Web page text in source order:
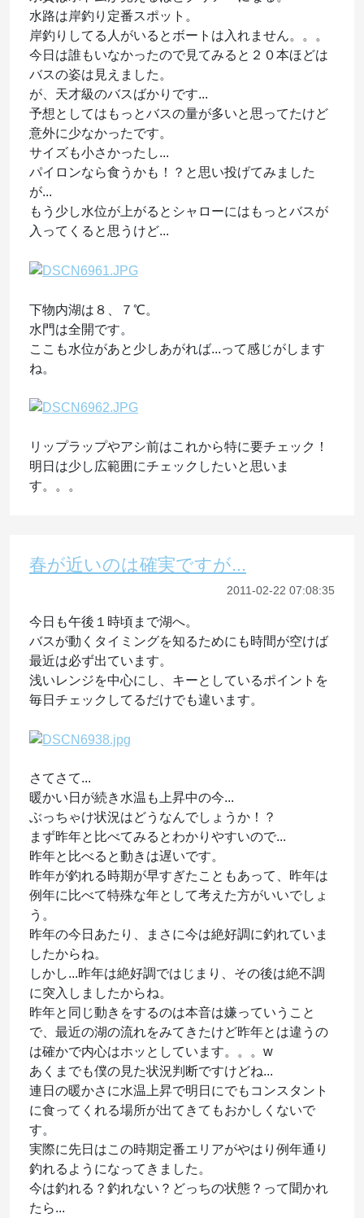
水路は岸釣り定番スポット。
岸釣りしてる人がいるとボートは入れません。。。
今日は誰もいなかったので見てみると２０本ほどは
バスの姿は見えました。
が、天才級のバスばかりです...
予想としてはもっとバスの量が多いと思ってたけど
意外に少なかったです。
サイズも小さかったし...
パイロンなら食うかも！？と思い投げてみました
が...
もう少し水位が上がるとシャローにはもっとバスが
入ってくると思うけど...
下物内湖は８、７℃。
水門は全開です。
ここも水位があと少しあがれば...って感じがします
ね。
リップラップやアシ前はこれから特に要チェック！
明日は少し広範囲にチェックしたいと思いま
す。。。
春が近いのは確実ですが...
2011-02-22 07:08:35
今日も午後１時頃まで湖へ。
バスが動くタイミングを知るためにも時間が空けば
最近は必ず出ています。
浅いレンジを中心にし、キーとしているポイントを
毎日チェックしてるだけでも違います。
さてさて...
暖かい日が続き水温も上昇中の今...
ぶっちゃけ状況はどうなんでしょうか！？
まず昨年と比べてみるとわかりやすいので...
昨年と比べると動きは遅いです。
昨年が釣れる時期が早すぎたこともあって、昨年は
例年に比べて特殊な年として考えた方がいいでしょ
う。
昨年の今日あたり、まさに今は絶好調に釣れていま
したからね。
しかし...昨年は絶好調ではじまり、その後は絶不調
に突入しましたからね。
昨年と同じ動きをするのは本音は嫌っていうこと
で、最近の湖の流れをみてきたけど昨年とは違うの
は確かで内心はホッとしています。。。w
あくまでも僕の見た状況判断ですけどね...
連日の暖かさに水温上昇で明日にでもコンスタント
に食ってくれる場所が出てきてもおかしくないで
す。
実際に先日はこの時期定番エリアがやはり例年通り
釣れるようになってきました。
今は釣れる？釣れない？どっちの状態？って聞かれ
たら...